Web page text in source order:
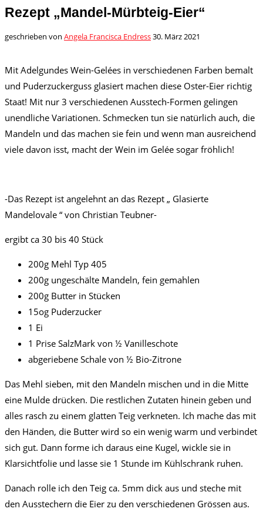
Rezept „Mandel-Mürbteig-Eier“
geschrieben von Angela Francisca Endress30. März 2021
Mit Adelgundes Wein-Gelées in verschiedenen Farben bemalt
und Puderzuckerguss glasiert machen diese Oster-Eier richtig
Staat! Mit nur 3 verschiedenen Ausstech-Formen gelingen
unendliche Variationen. Schmecken tun sie natürlich auch, die
Mandeln und das machen sie fein und wenn man ausreichend
viele davon isst, macht der Wein im Gelée sogar fröhlich!
-Das Rezept ist angelehnt an das Rezept „ Glasierte
Mandelovale “ von Christian Teubner-
ergibt ca 30 bis 40 Stück
200g Mehl Typ 405
200g ungeschälte Mandeln, fein gemahlen
200g Butter in Stücken
15og Puderzucker
1 Ei
1 Prise SalzMark von ½ Vanilleschote
abgeriebene Schale von ½ Bio-Zitrone
Das Mehl sieben, mit den Mandeln mischen und in die Mitte
eine Mulde drücken. Die restlichen Zutaten hinein geben und
alles rasch zu einem glatten Teig verkneten. Ich mache das mit
den Händen, die Butter wird so ein wenig warm und verbindet
sich gut. Dann forme ich daraus eine Kugel, wickle sie in
Klarsichtfolie und lasse sie 1 Stunde im Kühlschrank ruhen.
Danach rolle ich den Teig ca. 5mm dick aus und steche mit
den Ausstechern die Eier zu den verschiedenen Grössen aus.